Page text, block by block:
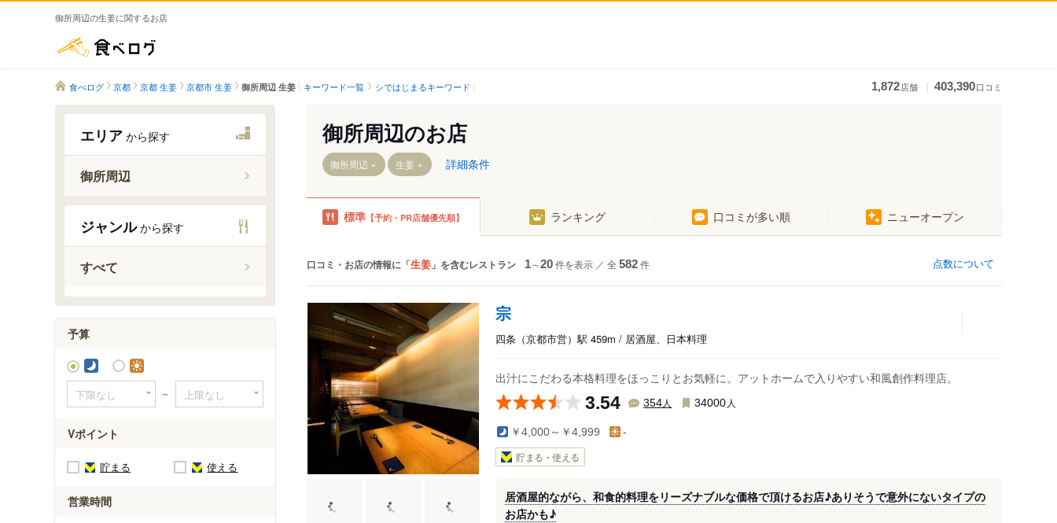
御所周辺の生姜に関するお店
食べログ 京都 京都 生姜 京都市 生姜 御所周辺 生姜 キーワード一覧 シではじまるキーワード 1,872店舗 403,390口コミ
エリア から探す
御所周辺
今出川駅
烏丸御池駅
京都市役所前駅
神宮丸太町駅
ジャンルから探す
すべて
予算
～
Vポイント
貯まる 使える
営業時間
御所周辺のお店
御所周辺 生姜 詳細条件
標準 【予約・PR店舗優先順】 ランキング 口コミが多い順 ニューオープン
口コミ・お店の情報に「生姜 」を含むレストラン 1～20件を表示 ／ 全 582件 点数について
宗
四条（京都市営）駅 459m / 居酒屋、日本料理
出汁にこだわる本格料理をほっこりとお気軽に。アットホームで入りやすい和風創作料理店。
3.54 354人 34000 人
￥4,000～￥4,999 -
貯まる・使える
居酒屋的ながら、和食的料理をリーズナブルな価格で頂けるお店♪ありそうで意外にないタイプの
お店かも♪